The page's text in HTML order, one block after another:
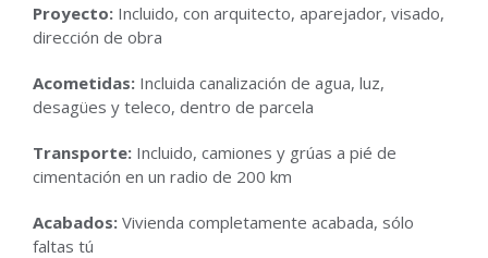
Proyecto: Incluido, con arquitecto, aparejador, visado,
dirección de obra
Acometidas: Incluida canalización de agua, luz,
desagües y teleco, dentro de parcela
Transporte: Incluido, camiones y grúas a pié de
cimentación en un radio de 200 km
Acabados: Vivienda completamente acabada, sólo
faltas tú